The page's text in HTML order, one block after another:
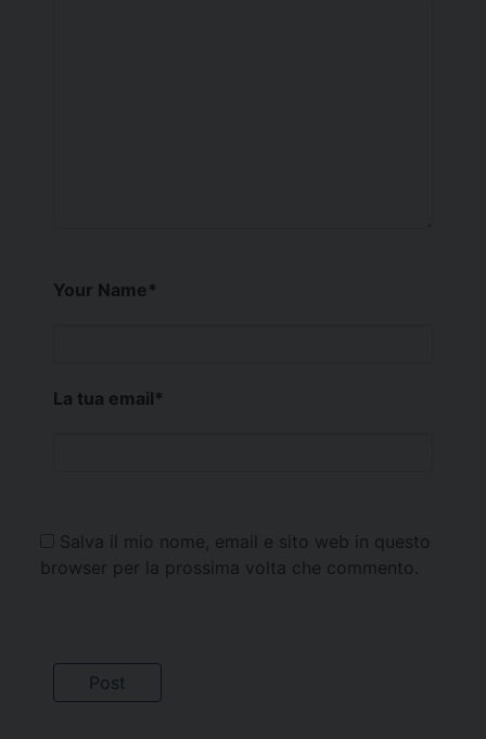
Your Name*
La tua email*
Salva il mio nome, email e sito web in questo
browser per la prossima volta che commento.